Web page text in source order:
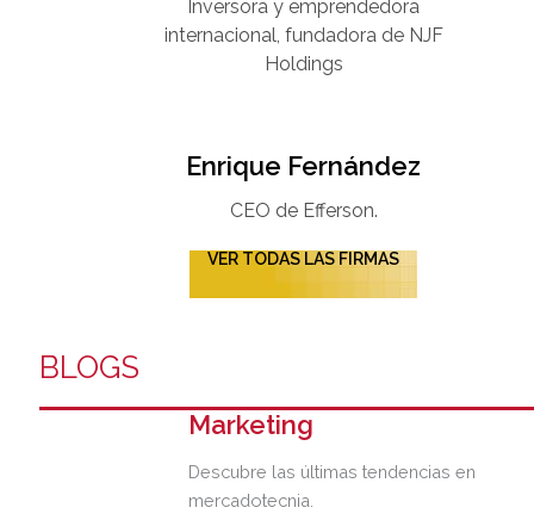
Inversora y emprendedora
internacional, fundadora de NJF
Holdings
Enrique Fernández
CEO de Efferson.
VER TODAS LAS FIRMAS
BLOGS
Marketing
Descubre las últimas tendencias en
mercadotecnia.